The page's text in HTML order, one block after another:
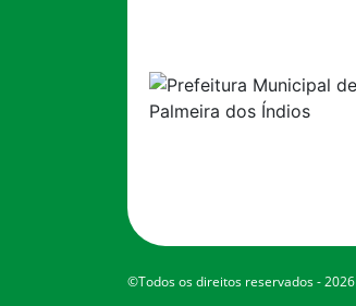
©Todos os direitos reservados - 2026